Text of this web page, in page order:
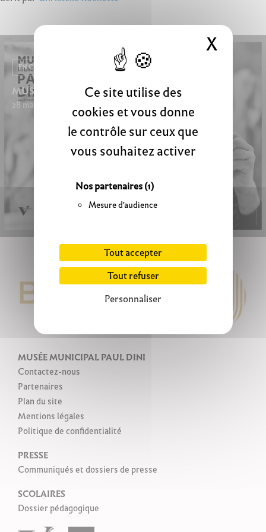
Ce site utilise des
cookies et vous donne
le contrôle sur ceux que
vous souhaitez activer
Nos partenaires(1)
Mesure d'audience
Tout accepter
Tout refuser
Personnaliser
X
EN CE MOMENT
MUSÉOCOULISSES
28 mars 2026 - 20 septembre 2026
MUSÉE MUNICIPAL PAUL DINI
Contactez-nous
Partenaires
Plan du site
Mentions légales
Politique de confidentialité
PRESSE
Communiqués et dossiers de presse
SCOLAIRES
Dossier pédagogique